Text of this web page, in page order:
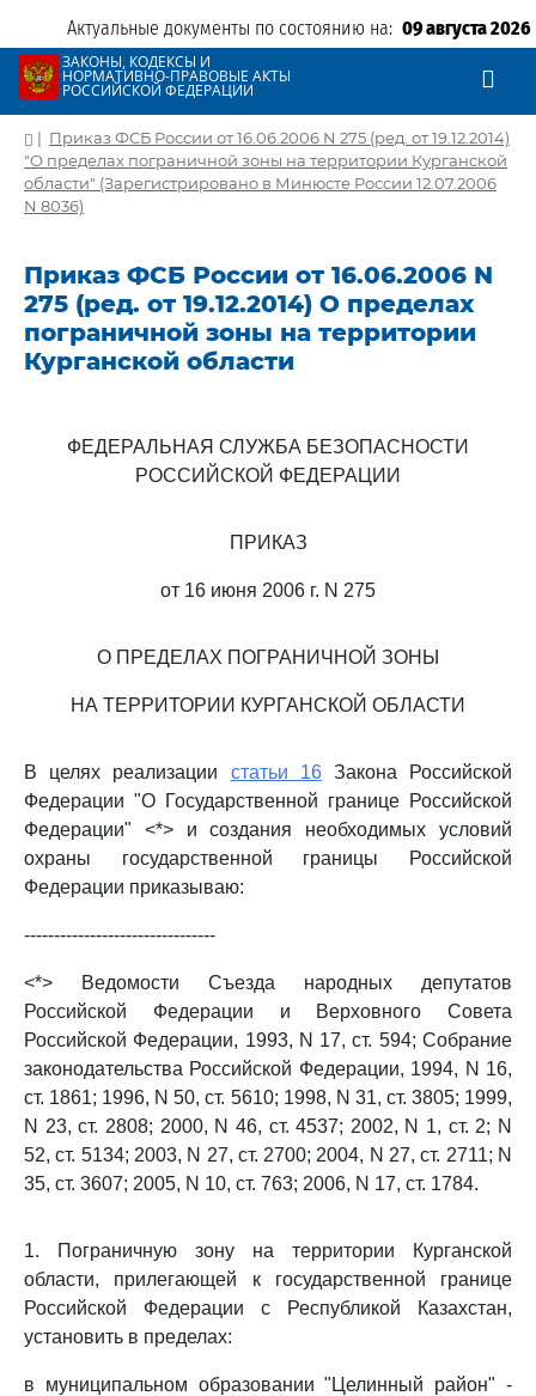
Актуальные документы по состоянию на: 09 августа 2026
ЗАКОНЫ, КОДЕКСЫ И
НОРМАТИВНО-ПРАВОВЫЕ АКТЫ
РОССИЙСКОЙ ФЕДЕРАЦИИ
| Приказ ФСБ России от 16.06.2006 N 275 (ред. от 19.12.2014)
"О пределах пограничной зоны на территории Курганской
области" (Зарегистрировано в Минюсте России 12.07.2006
N 8036)
Приказ ФСБ России от 16.06.2006 N
275 (ред. от 19.12.2014) О пределах
пограничной зоны на территории
Курганской области
ФЕДЕРАЛЬНАЯ СЛУЖБА БЕЗОПАСНОСТИ
РОССИЙСКОЙ ФЕДЕРАЦИИ
ПРИКАЗ
от 16 июня 2006 г. N 275
О ПРЕДЕЛАХ ПОГРАНИЧНОЙ ЗОНЫ
НА ТЕРРИТОРИИ КУРГАНСКОЙ ОБЛАСТИ
В целях реализации статьи 16Закона Российской
Федерации "О Государственной границе Российской
Федерации" <*> и создания необходимых условий
охраны государственной границы Российской
Федерации приказываю:
--------------------------------
<*> Ведомости Съезда народных депутатов
Российской Федерации и Верховного Совета
Российской Федерации, 1993, N 17, ст. 594; Собрание
законодательства Российской Федерации, 1994, N 16,
ст. 1861; 1996, N 50, ст. 5610; 1998, N 31, ст. 3805; 1999,
N 23, ст. 2808; 2000, N 46, ст. 4537; 2002, N 1, ст. 2; N
52, ст. 5134; 2003, N 27, ст. 2700; 2004, N 27, ст. 2711; N
35, ст. 3607; 2005, N 10, ст. 763; 2006, N 17, ст. 1784.
1. Пограничную зону на территории Курганской
области, прилегающей к государственной границе
Российской Федерации с Республикой Казахстан,
установить в пределах:
в муниципальном образовании "Целинный район" -